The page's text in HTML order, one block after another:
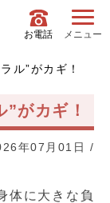
お電話 メニュー
ル”がカギ！
がカギ！
年07月01日 /
体に大きな負